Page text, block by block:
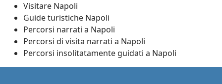
Visitare Napoli
Guide turistiche Napoli
Percorsi narrati a Napoli
Percorsi di visita narrati a Napoli
Percorsi insolitatamente guidati a Napoli